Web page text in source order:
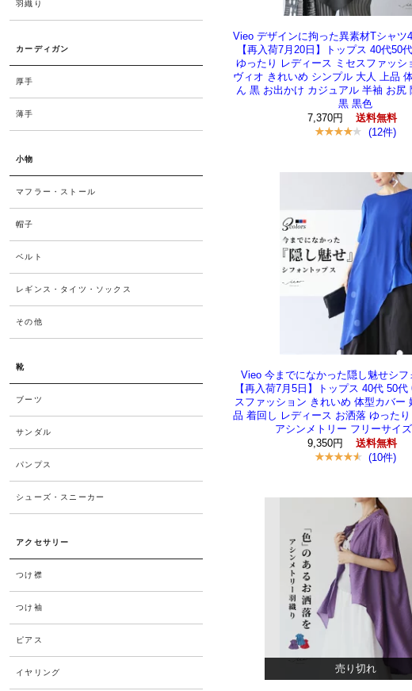
Vieo デザインに拘った異素材Tシャツ
【再入荷7月20日】トップス 40代50
ゆったり レディース ミセスファッシ
ヴィオ きれいめ シンプル 大人 上品
ん 黒 お出かけ カジュアル 半袖 お尻
黒 黒色
7,370円
送料無料
(12件)
Vieo 今までになかった隠し魅せシフ
【再入荷7月5日】トップス 40代 50
スファッション きれいめ 体型カバー
品 着回し レディース お洒落 ゆった
アシンメトリー フリーサイ
9,350円
送料無料
(10件)
売り切れ